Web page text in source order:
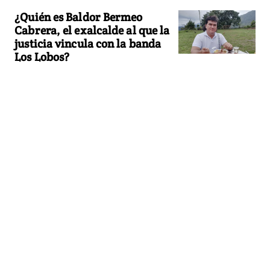
¿Quién es Baldor Bermeo
Cabrera, el exalcalde al que la
justicia vincula con la banda
Los Lobos?